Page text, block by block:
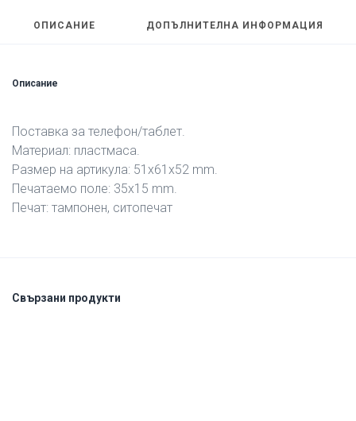
ОПИСАНИЕ ДОПЪЛНИТЕЛНА ИНФОРМАЦИЯ
Описание
Поставка за телефон/таблет.
Материал: пластмаса.
Размер на артикула: 51х61х52 mm.
Печатаемо поле: 35х15 mm.
Печат: тампонен, ситопечат
Свързани продукти